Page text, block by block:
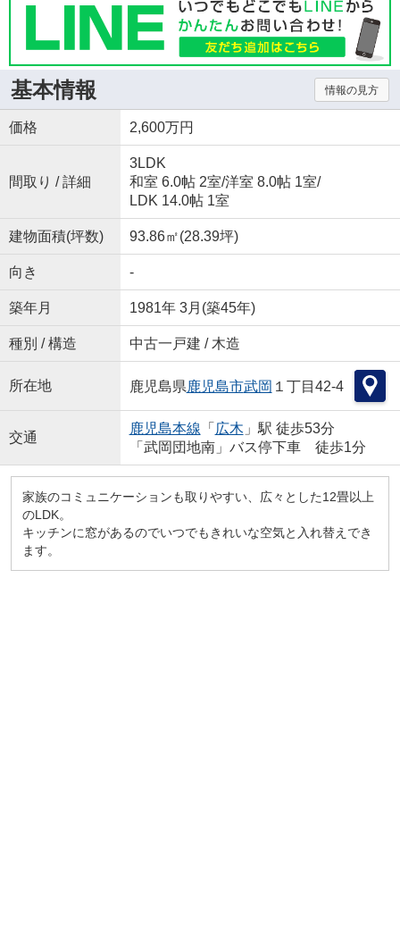
基本情報 情報の見方
価格 2,600万円
間取り / 詳細
3LDK
和室 6.0帖 2室/洋室 8.0帖 1室/
LDK 14.0帖 1室
建物面積(坪数) 93.86㎡(28.39坪)
向き -
築年月 1981年 3月(築45年)
種別 / 構造 中古一戸建 / 木造
所在地 鹿児島県鹿児島市武岡 １丁目42-4
交通
鹿児島本線 「 広木 」駅 徒歩53分
「武岡団地南」バス停下車 徒歩1分
家族のコミュニケーションも取りやすい、広々とした12畳以上
のLDK。
キッチンに窓があるのでいつでもきれいな空気と入れ替えでき
ます。